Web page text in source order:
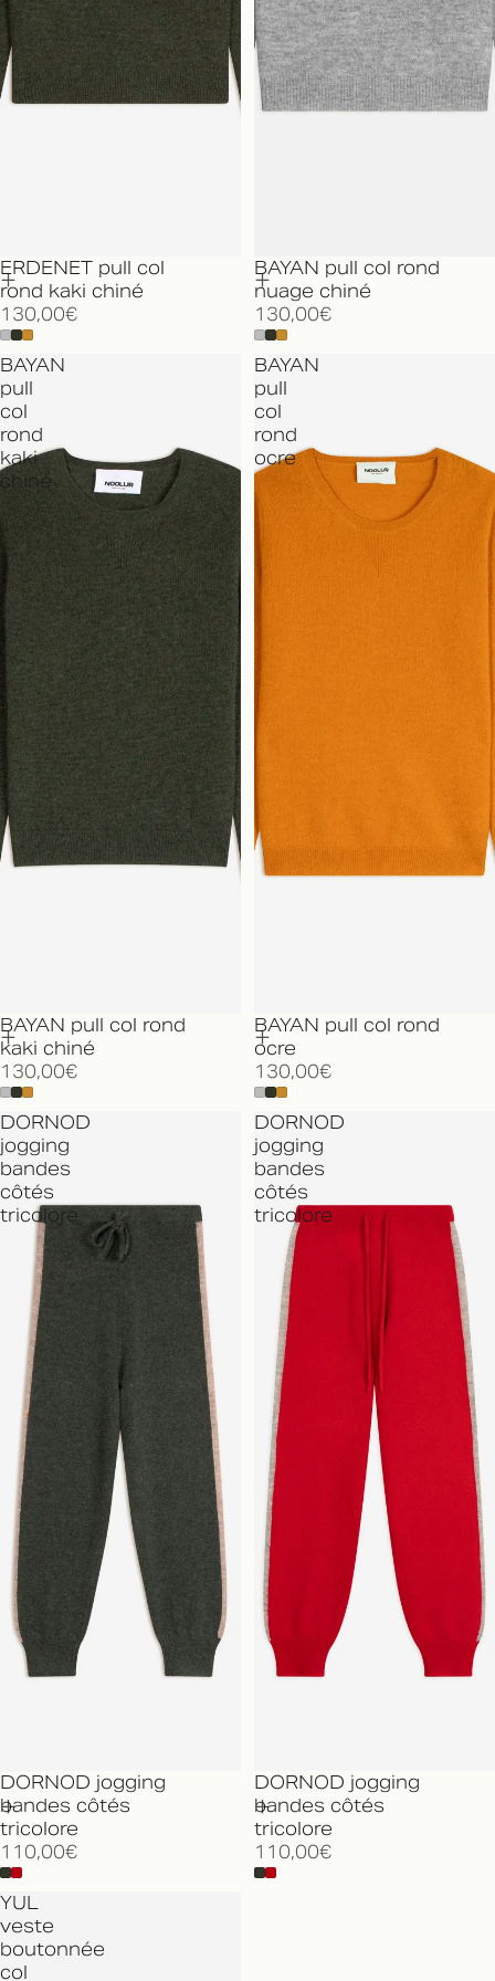
ERDENET pull col
rond kaki chiné
130,00€
BAYAN pull col rond
nuage chiné
130,00€
BAYAN
pull
col
rond
kaki
chiné
BAYAN pull col rond
kaki chiné
130,00€
BAYAN
pull
col
rond
ocre
BAYAN pull col rond
ocre
130,00€
DORNOD
jogging
bandes
côtés
tricolore
DORNOD jogging
bandes côtés
tricolore
110,00€
DORNOD
jogging
bandes
côtés
tricolore
DORNOD jogging
bandes côtés
tricolore
110,00€
YUL
veste
boutonnée
col